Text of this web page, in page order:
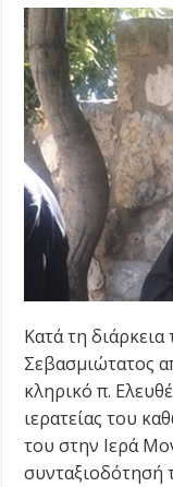
Κατά τη διάρκεια
Σεβασμιώτατος
κληρικό π.
ιερατείας του
του στην Ιερά
συνταξιοδότησή